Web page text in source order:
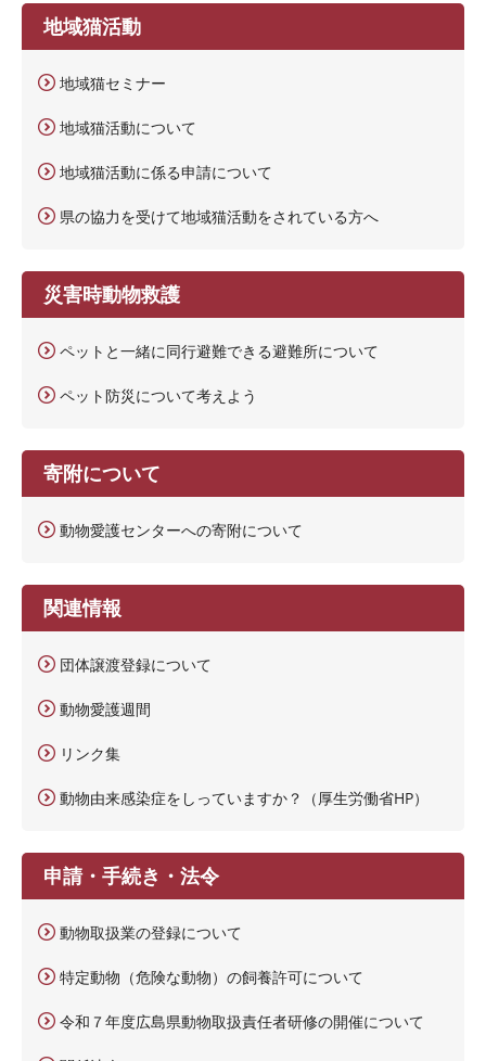
地域猫活動
地域猫セミナー
地域猫活動について
地域猫活動に係る申請について
県の協力を受けて地域猫活動をされている方へ
災害時動物救護
ペットと一緒に同行避難できる避難所について
ペット防災について考えよう
寄附について
動物愛護センターへの寄附について
関連情報
団体譲渡登録について
動物愛護週間
リンク集
動物由来感染症をしっていますか？（厚生労働省HP）
申請・手続き・法令
動物取扱業の登録について
特定動物（危険な動物）の飼養許可について
令和７年度広島県動物取扱責任者研修の開催について